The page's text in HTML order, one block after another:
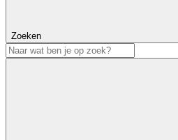
Zoeken